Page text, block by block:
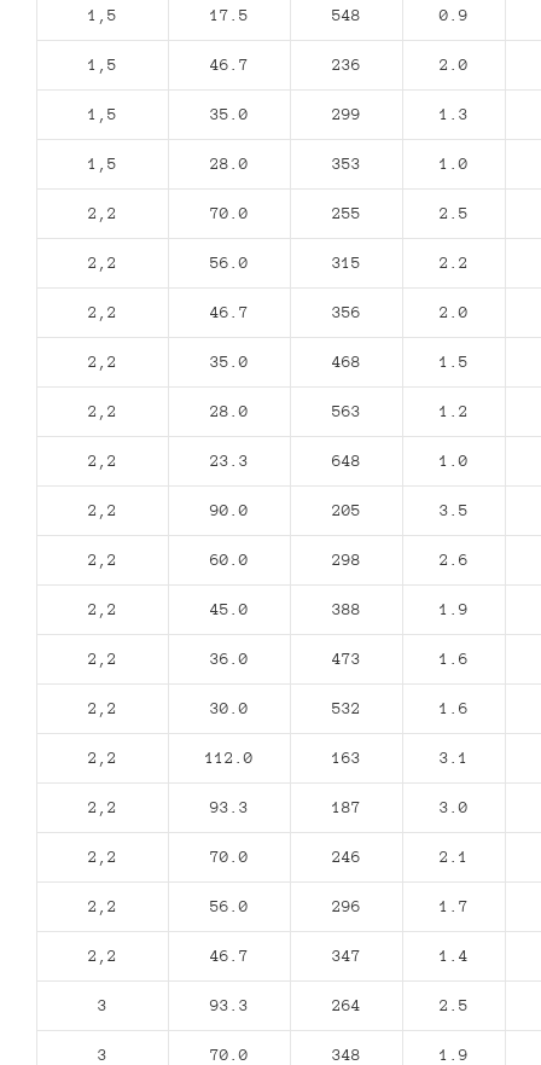
1,5 17.5 548 0.9
1,5 46.7 236 2.0
1,5 35.0 299 1.3
1,5 28.0 353 1.0
2,2 70.0 255 2.5
2,2 56.0 315 2.2
2,2 46.7 356 2.0
2,2 35.0 468 1.5
2,2 28.0 563 1.2
2,2 23.3 648 1.0
2,2 90.0 205 3.5
2,2 60.0 298 2.6
2,2 45.0 388 1.9
2,2 36.0 473 1.6
2,2 30.0 532 1.6
2,2 112.0 163 3.1
2,2 93.3 187 3.0
2,2 70.0 246 2.1
2,2 56.0 296 1.7
2,2 46.7 347 1.4
3 93.3 264 2.5
3 70.0 348 1.9